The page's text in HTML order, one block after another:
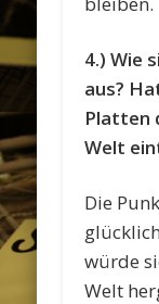
4.) Wie
aus?
Platten
Welt
Die
würde
Welt